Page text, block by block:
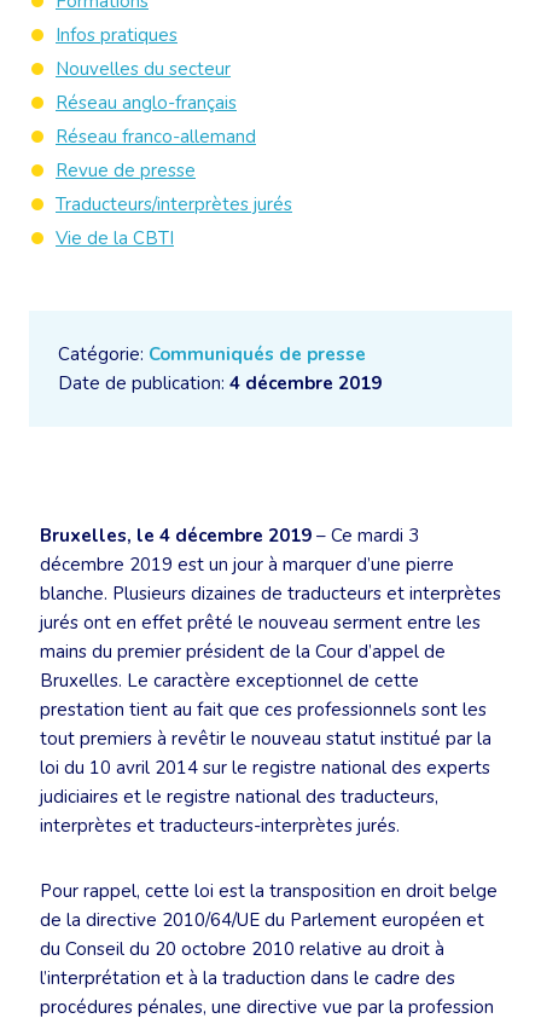
Catégorie: Communiqués de presse
Date de publication: 4 décembre 2019
Bruxelles, le 4 décembre 2019 – Ce mardi 3
décembre 2019 est un jour à marquer d’une pierre
blanche. Plusieurs dizaines de traducteurs et interprètes
jurés ont en effet prêté le nouveau serment entre les
mains du premier président de la Cour d’appel de
Bruxelles. Le caractère exceptionnel de cette
prestation tient au fait que ces professionnels sont les
tout premiers à revêtir le nouveau statut institué par la
loi du 10 avril 2014 sur le registre national des experts
judiciaires et le registre national des traducteurs,
interprètes et traducteurs-interprètes jurés.
Pour rappel, cette loi est la transposition en droit belge
de la directive 2010/64/UE du Parlement européen et
du Conseil du 20 octobre 2010 relative au droit à
l’interprétation et à la traduction dans le cadre des
procédures pénales, une directive vue par la profession
Infos pratiques
Nouvelles du secteur
Réseau anglo-français
Réseau franco-allemand
Revue de presse
Traducteurs/interprètes jurés
Vie de la CBTI